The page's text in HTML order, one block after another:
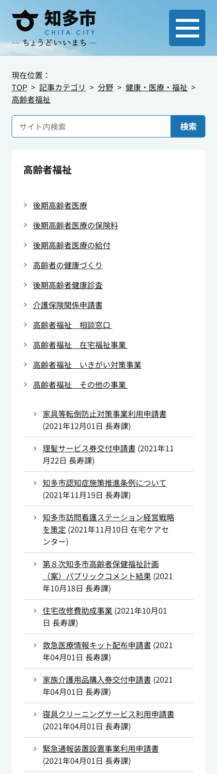
現在位置：
TOP
記事カテゴリ 分野
健康・医療・福祉
高齢者福祉
検索
高齢者福祉
後期高齢者医療
後期高齢者医療の保険料
後期高齢者医療の給付
高齢者の健康づくり
後期高齢者健康診査
介護保険関係申請書
高齢者福祉 相談窓口
高齢者福祉 在宅福祉事業
高齢者福祉 いきがい対策事業
高齢者福祉 その他の事業
家具等転倒防止対策事業利用申請書
(2021年12月01日 長寿課)
理髪サービス券交付申請書 (2021年11
月22日 長寿課)
知多市認知症施策推進条例について
(2021年11月19日 長寿課)
知多市訪問看護ステーション経営戦略
を策定 (2021年11月10日 在宅ケアセ
ンター)
第８次知多市高齢者保健福祉計画
（案）パブリックコメント結果(2021
年10月18日 長寿課)
住宅改修費助成事業 (2021年10月01
日 長寿課)
救急医療情報キット配布申請書 (2021
年04月01日 長寿課)
家族介護用品購入券交付申請書 (2021
年04月01日 長寿課)
寝具クリーニングサービス利用申請書
(2021年04月01日 長寿課)
緊急通報装置設置事業利用申請書
(2021年04月01日 長寿課)